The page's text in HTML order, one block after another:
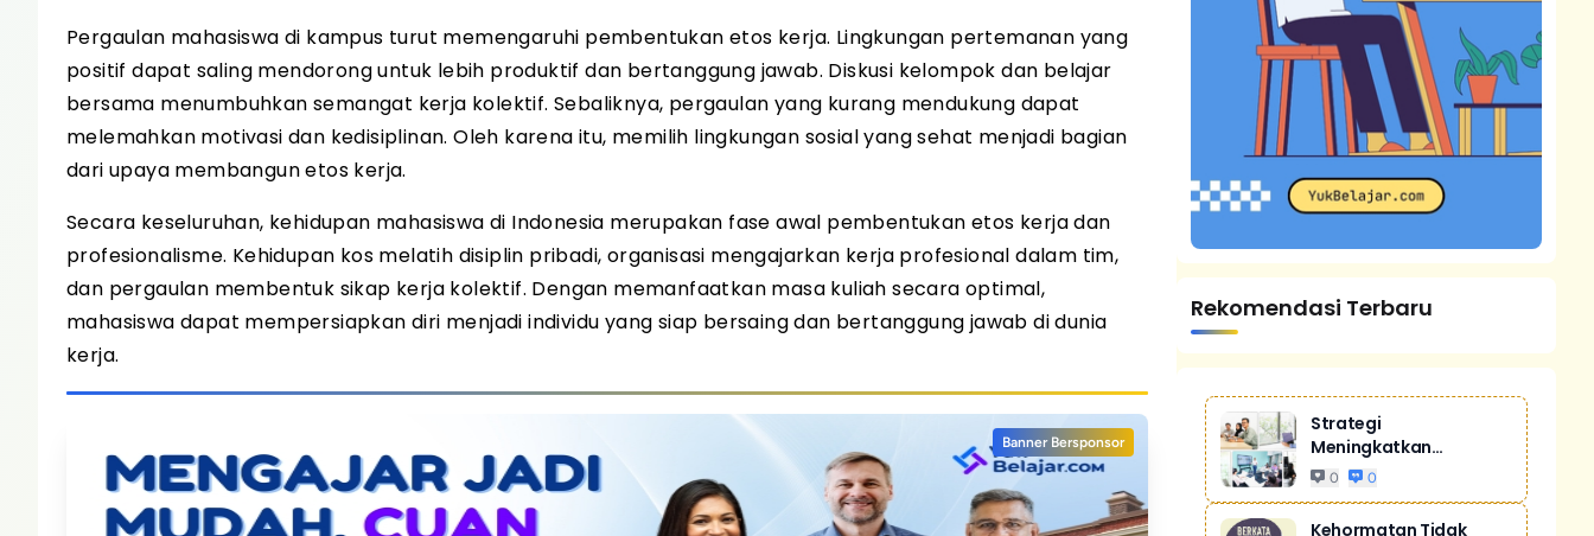
Pergaulan mahasiswa di kampus turut memengaruhi pembentukan etos kerja. Lingkungan pertemanan yang
positif dapat saling mendorong untuk lebih produktif dan bertanggung jawab. Diskusi kelompok dan belajar
bersama menumbuhkan semangat kerja kolektif. Sebaliknya, pergaulan yang kurang mendukung dapat
melemahkan motivasi dan kedisiplinan. Oleh karena itu, memilih lingkungan sosial yang sehat menjadi bagian
dari upaya membangun etos kerja.
Secara keseluruhan, kehidupan mahasiswa di Indonesia merupakan fase awal pembentukan etos kerja dan
profesionalisme. Kehidupan kos melatih disiplin pribadi, organisasi mengajarkan kerja profesional dalam tim,
dan pergaulan membentuk sikap kerja kolektif. Dengan memanfaatkan masa kuliah secara optimal,
mahasiswa dapat mempersiapkan diri menjadi individu yang siap bersaing dan bertanggung jawab di dunia
kerja.
Banner Bersponsor
Rekomendasi Terbaru
Strategi
Meningkatkan
Penjualan Melalui
0 0
Kehormatan Tidak